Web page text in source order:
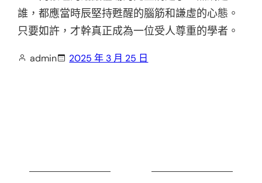
誰，都應當時辰堅持甦醒的腦筋和謙虛的心態。
只要如許，才幹真正成為一位受人尊重的學者。
admin 2025 年 3 月 25 日